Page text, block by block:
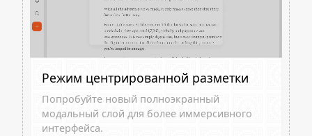
Режим центрированной разметки
Попробуйте новый полноэкранный
модальный слой для более иммерсивного
интерфейса.